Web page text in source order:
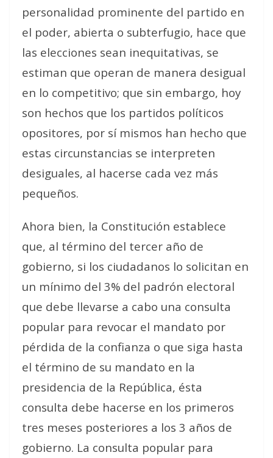
personalidad prominente del partido en
el poder, abierta o subterfugio, hace que
las elecciones sean inequitativas, se
estiman que operan de manera desigual
en lo competitivo; que sin embargo, hoy
son hechos que los partidos políticos
opositores, por sí mismos han hecho que
estas circunstancias se interpreten
desiguales, al hacerse cada vez más
pequeños.
Ahora bien, la Constitución establece
que, al término del tercer año de
gobierno, si los ciudadanos lo solicitan en
un mínimo del 3% del padrón electoral
que debe llevarse a cabo una consulta
popular para revocar el mandato por
pérdida de la confianza o que siga hasta
el término de su mandato en la
presidencia de la República, ésta
consulta debe hacerse en los primeros
tres meses posteriores a los 3 años de
gobierno. La consulta popular para